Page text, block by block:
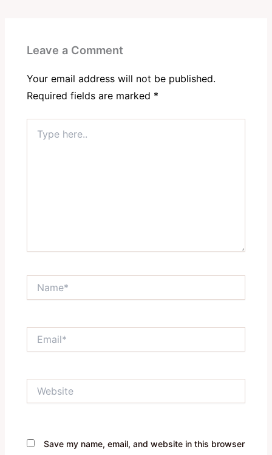
Leave a Comment
Your email address will not be published.
Required fields are marked *
here..
Save my name, email, and website in this browser